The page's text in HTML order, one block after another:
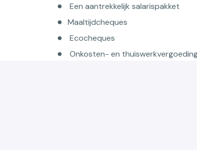
Een aantrekkelijk salarispakket
Maaltijdcheques
Ecocheques
Onkosten- en